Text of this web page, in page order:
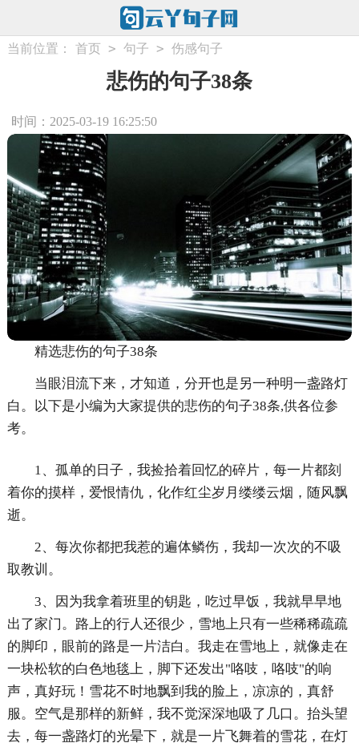
当前位置： 首页 > 句子 > 伤感句子
悲伤的句子38条
时间：2025-03-19 16:25:50
精选悲伤的句子38条
当眼泪流下来，才知道，分开也是另一种明一盏路灯
白。以下是小编为大家提供的悲伤的句子38条,供各位参
考。
1、孤单的日子，我捡拾着回忆的碎片，每一片都刻
着你的摸样，爱恨情仇，化作红尘岁月缕缕云烟，随风飘
逝。
2、每次你都把我惹的遍体鳞伤，我却一次次的不吸
取教训。
3、因为我拿着班里的钥匙，吃过早饭，我就早早地
出了家门。路上的行人还很少，雪地上只有一些稀稀疏疏
的脚印，眼前的路是一片洁白。我走在雪地上，就像走在
一块松软的白色地毯上，脚下还发出"咯吱，咯吱"的响
声，真好玩！雪花不时地飘到我的脸上，凉凉的，真舒
服。空气是那样的新鲜，我不觉深深地吸了几口。抬头望
去，每一盏路灯的光晕下，就是一片飞舞着的雪花，在灯